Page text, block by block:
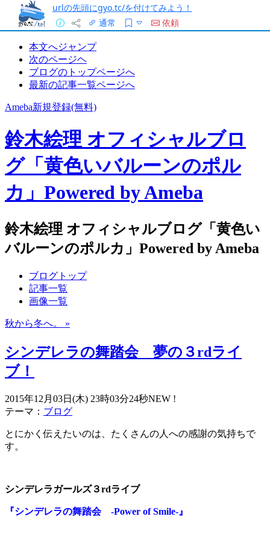
urlの先頭にgyo.tc/を付けてみよう！
通常
依頼